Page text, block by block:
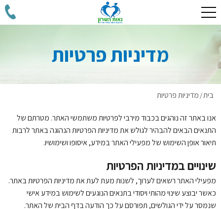
מדיניות פרטיות
בית/ מדיניות פרטיות
אנו באתר זה נוהגים בכבוד מירבי לפרטיות משתמשי האתר. מטרתם של
התנאים הבאים להבהיר לגולש את מדיניות הפרטיות הנהוגה באתר לרבות
תיאור אופן השימוש של מפעילי האתר במידע, איסופו ושימושיו.
שינויים במדיניות הפרטיות
מפעילי האתר רשאים לערוך, לשנות מעת לעת את מדיניות הפרטיות באתר.
כאשר יבוצע שינוי מהותי ויסודי בתנאים הנוגעים לשימוש במידע אישי
שנמסר על ידי הגולשים, תפורסם על כך הודעה בדף הבית של האתר.